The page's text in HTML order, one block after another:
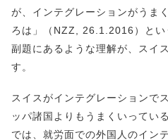
が、インテグレーションがうま
ろは」（NZZ, 26.1.2016）とい
副題にあるような理解が、スイ
す。
スイスがインテグレーションで
ッパ諸国よりもうまくいってい
では、就労面での外国人のイン